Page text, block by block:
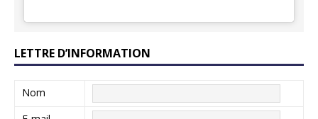
LETTRE D’INFORMATION
Nom